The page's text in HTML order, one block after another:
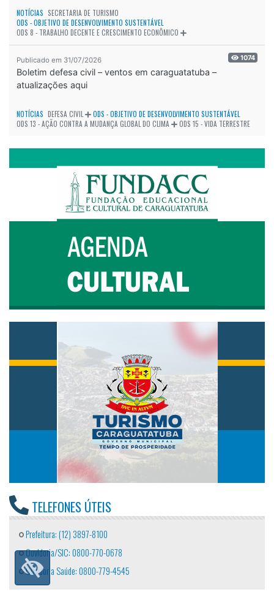
NOTÍCIAS SECRETARIA DE TURISMO
ODS - OBJETIVO DE DESENVOLVIMENTO SUSTENTÁVEL
ODS 8 - TRABALHO DECENTE E CRESCIMENTO ECONÔMICO
Publicado em 31/07/2026 1074
Boletim defesa civil – ventos em caraguatatuba –
atualizações aqui
NOTÍCIAS DEFESA CIVIL
ODS - OBJETIVO DE DESENVOLVIMENTO SUSTENTÁVEL
ODS 13 - AÇÃO CONTRA A MUDANÇA GLOBAL DO CLIMA
ODS 15 - VIDA TERRESTRE
TELEFONES ÚTEIS
Prefeitura: (12) 3897-8100
Ouvidoria/SIC: 0800-770-0678
Ouvidoria Saúde: 0800-779-4545